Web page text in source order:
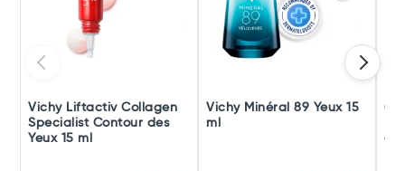
Vichy Liftactiv Collagen
Specialist Contour des
Yeux 15 ml
Vichy Minéral 89 Yeux 15
ml